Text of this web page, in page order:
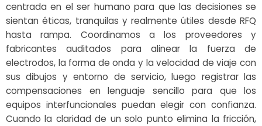
centrada en el ser humano para que las decisiones se
sientan éticas, tranquilas y realmente útiles desde RFQ
hasta rampa. Coordinamos a los proveedores y
fabricantes auditados para alinear la fuerza de
electrodos, la forma de onda y la velocidad de viaje con
sus dibujos y entorno de servicio, luego registrar las
compensaciones en lenguaje sencillo para que los
equipos interfuncionales puedan elegir con confianza.
Cuando la claridad de un solo punto elimina la fricción,